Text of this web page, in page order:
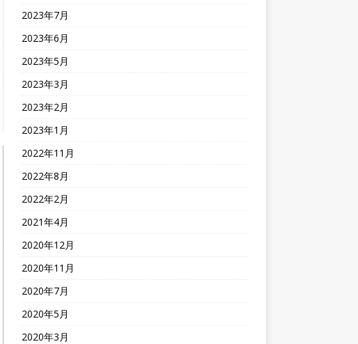
2023年7月
2023年6月
2023年5月
2023年3月
2023年2月
2023年1月
2022年11月
2022年8月
2022年2月
2021年4月
2020年12月
2020年11月
2020年7月
2020年5月
2020年3月